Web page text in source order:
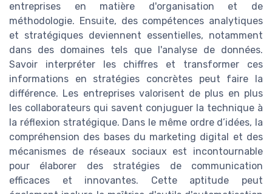
entreprises en matière d'organisation et de
méthodologie. Ensuite, des compétences analytiques
et stratégiques deviennent essentielles, notamment
dans des domaines tels que l'analyse de données.
Savoir interpréter les chiffres et transformer ces
informations en stratégies concrètes peut faire la
différence. Les entreprises valorisent de plus en plus
les collaborateurs qui savent conjuguer la technique à
la réflexion stratégique. Dans le même ordre d’idées, la
compréhension des bases du marketing digital et des
mécanismes de réseaux sociaux est incontournable
pour élaborer des stratégies de communication
efficaces et innovantes. Cette aptitude peut